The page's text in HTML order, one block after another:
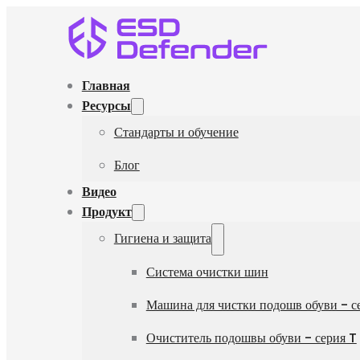
Главная
Ресурсы
Стандарты и обучение
Блог
Видео
Продукт
Гигиена и защита
Система очистки шин
Машина для чистки подошв обуви -
Очиститель подошвы обуви - серия T